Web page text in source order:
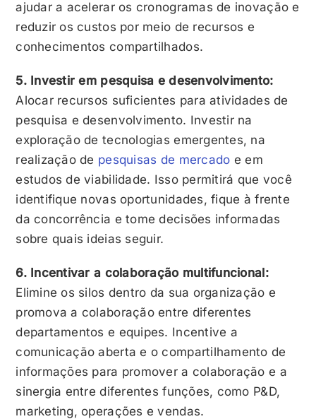
ajudar a acelerar os cronogramas de inovação e
reduzir os custos por meio de recursos e
conhecimentos compartilhados.
5. Investir em pesquisa e desenvolvimento:
Alocar recursos suficientes para atividades de
pesquisa e desenvolvimento. Investir na
exploração de tecnologias emergentes, na
realização de pesquisas de mercado e em
estudos de viabilidade. Isso permitirá que você
identifique novas oportunidades, fique à frente
da concorrência e tome decisões informadas
sobre quais ideias seguir.
6. Incentivar a colaboração multifuncional:
Elimine os silos dentro da sua organização e
promova a colaboração entre diferentes
departamentos e equipes. Incentive a
comunicação aberta e o compartilhamento de
informações para promover a colaboração e a
sinergia entre diferentes funções, como P&D,
marketing, operações e vendas.